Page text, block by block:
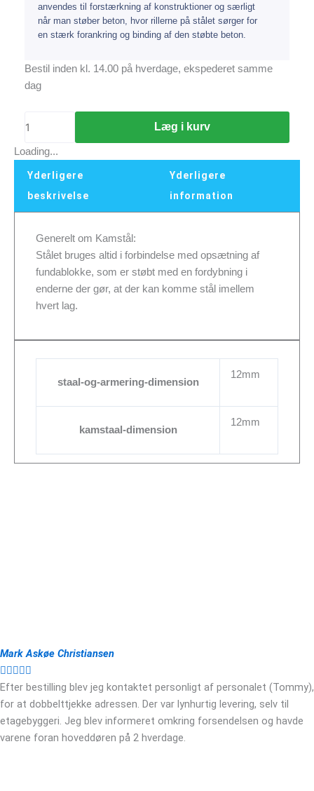
anvendes til forstærkning af konstruktioner og særligt
når man støber beton, hvor rillerne på stålet sørger for
en stærk forankring og binding af den støbte beton.
Bestil inden kl. 14.00 på hverdage, ekspederet samme
dag
Læg i kurv
Loading...
Yderligere
beskrivelse
Yderligere
information
Generelt om Kamstål:
Stålet bruges altid i forbindelse med opsætning af
fundablokke, som er støbt med en fordybning i
enderne der gør, at der kan komme stål imellem
hvert lag.
staal-og-armering-dimension
12mm
kamstaal-dimension
12mm
Mark Askøe Christiansen

Efter bestilling blev jeg kontaktet personligt af personalet (Tommy),
for at dobbelttjekke adressen. Der var lynhurtig levering, selv til
etagebyggeri. Jeg blev informeret omkring forsendelsen og havde
varene foran hoveddøren på 2 hverdage.